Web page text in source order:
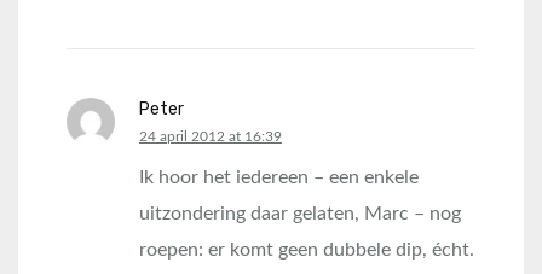
Peter
says:
24 april 2012 at 16:39
Ik hoor het iedereen – een enkele
uitzondering daar gelaten, Marc – nog
roepen: er komt geen dubbele dip, écht.